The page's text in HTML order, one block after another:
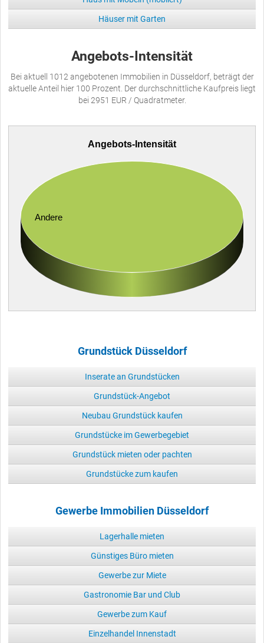
Häuser mit Garten
Angebots-Intensität
Bei aktuell 1012 angebotenen Immobilien in Düsseldorf, beträgt der
aktuelle Anteil hier 100 Prozent. Der durchschnittliche Kaufpreis liegt
bei 2951 EUR / Quadratmeter.
Angebots-Intensität
Andere
Grundstück Düsseldorf
Inserate an Grundstücken
Grundstück-Angebot
Neubau Grundstück kaufen
Grundstücke im Gewerbegebiet
Grundstück mieten oder pachten
Grundstücke zum kaufen
Gewerbe Immobilien Düsseldorf
Lagerhalle mieten
Günstiges Büro mieten
Gewerbe zur Miete
Gastronomie Bar und Club
Gewerbe zum Kauf
Einzelhandel Innenstadt